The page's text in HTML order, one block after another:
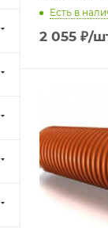
Есть в
2 055 ₽/